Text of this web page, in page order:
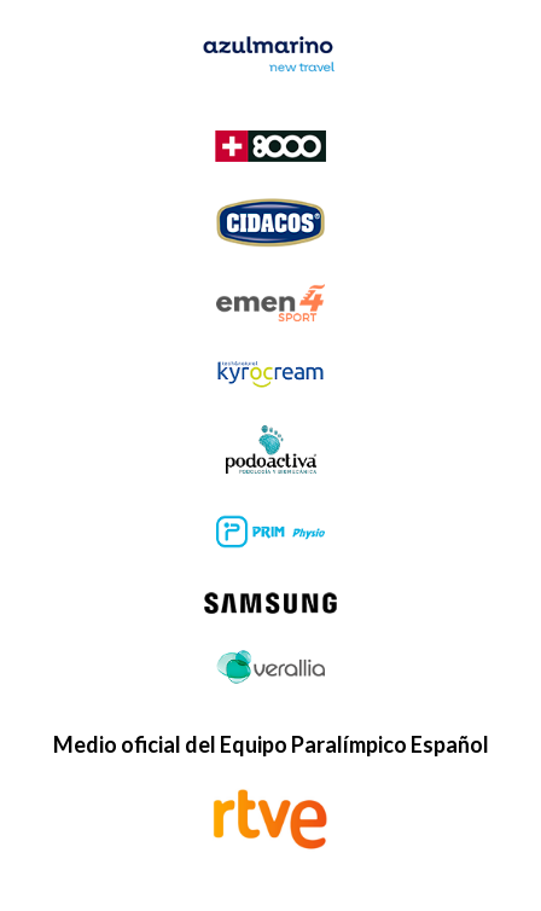
Medio oficial del Equipo Paralímpico Español